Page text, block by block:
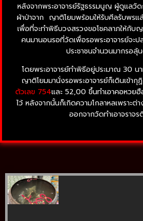
หลังจากพระอาจารย์รัฐธรรมนูญ ผู้ดูแล
ผ้าป่าจาก ญาติโยมพร้อมให้รับศีลรับพรแ
เพื่อที่จะทำพิธีบวงสรวงขอโชคลาภให้กับ
คนมานอนรอที่วัดเพื่อรอพระอาจารย์จะป
ประชาชนจำนวนมากรอลุ้
โดยพระอาจารย์ทำพิธีอยู่ประมาณ 30 น
ญาติโยมมานั่งรอพระอาจารย์ก็เดินเข้ากุฏิ
ตัวเลข 754และ 52,00 ขึ้นทำเอาคอหวยฮื
ไว้ หลังจากนั้นก็เกิดความโกลาหลเพราะต่
ออกจากวัดทำเอาจราจ